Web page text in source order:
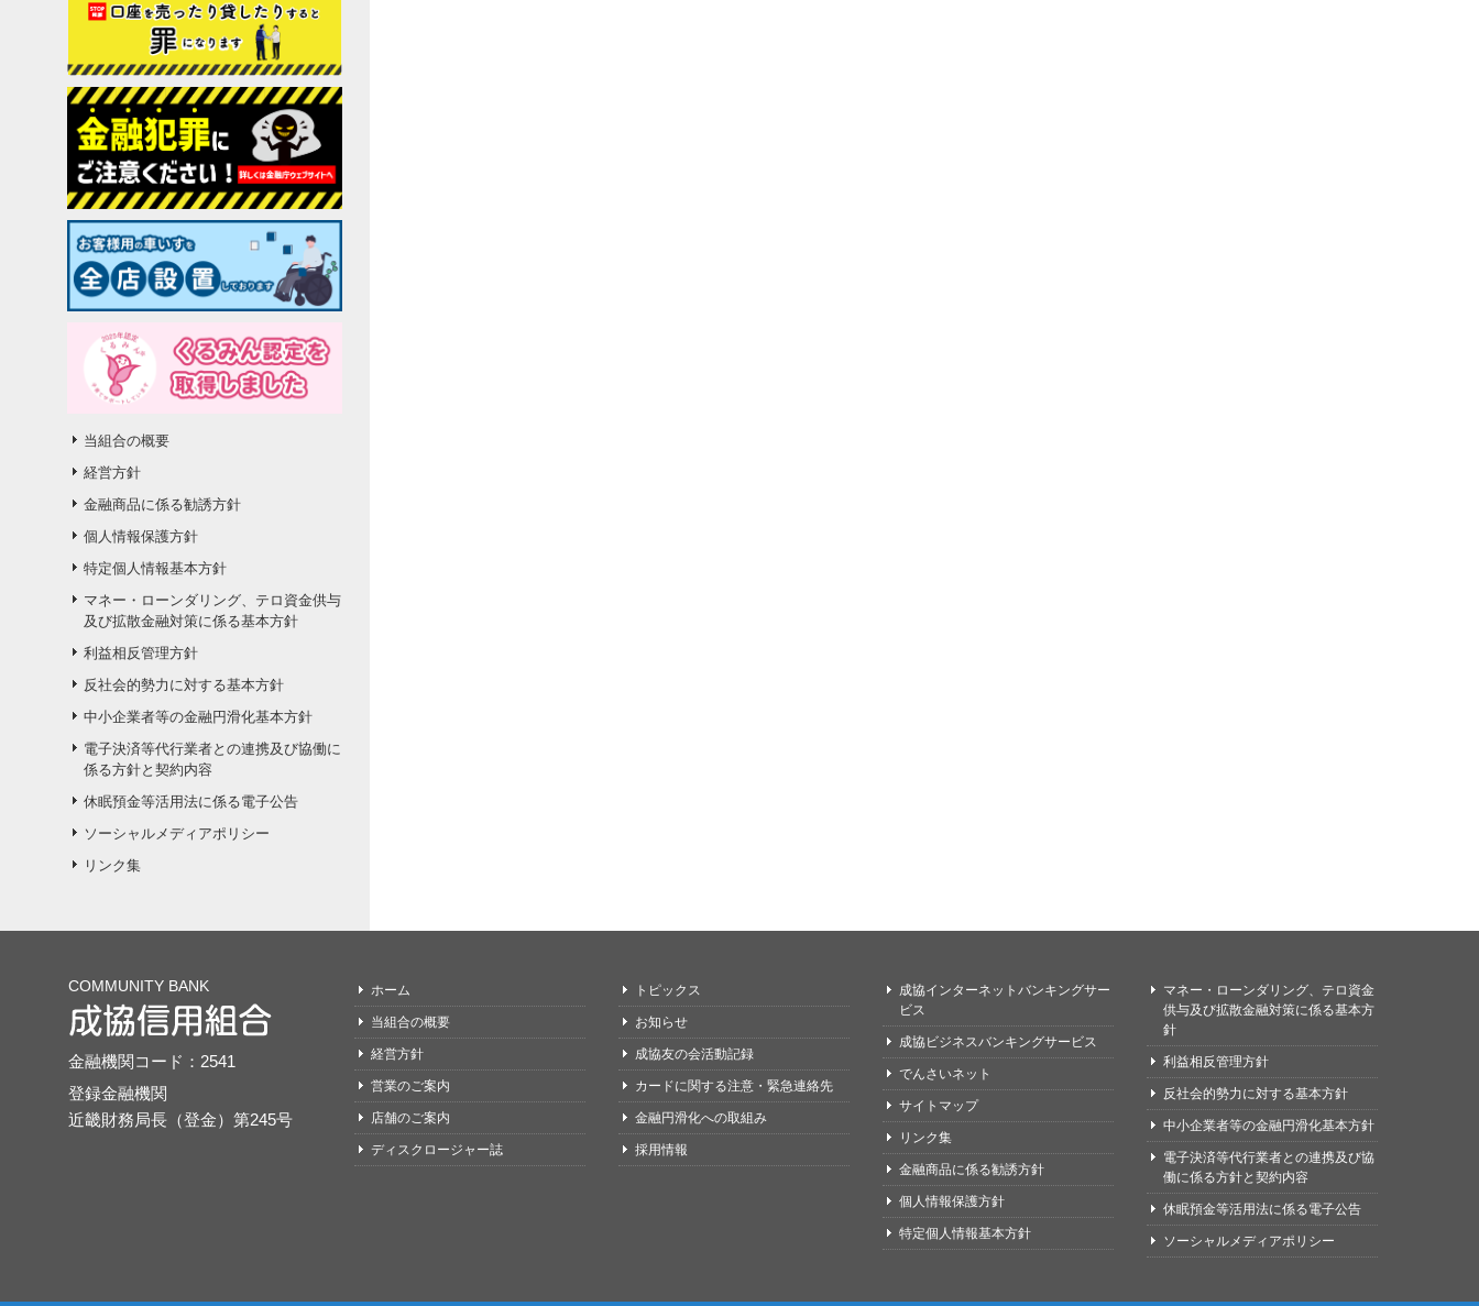
当組合の概要
経営方針
金融商品に係る勧誘方針
個人情報保護方針
特定個人情報基本方針
マネー・ローンダリング、テロ資金供与
及び拡散金融対策に係る基本方針
利益相反管理方針
反社会的勢力に対する基本方針
中小企業者等の金融円滑化基本方針
電子決済等代行業者との連携及び協働に
係る方針と契約内容
休眠預金等活用法に係る電子公告
ソーシャルメディアポリシー
リンク集
COMMUNITY BANK
金融機関コード：2541
登録金融機関
近畿財務局長（登金）第245号
ホーム
当組合の概要
経営方針
営業のご案内
店舗のご案内
ディスクロージャー誌
トピックス
お知らせ
成協友の会活動記録
カードに関する注意・緊急連絡先
金融円滑化への取組み
採用情報
成協インターネットバンキングサー
ビス
成協ビジネスバンキングサービス
でんさいネット
サイトマップ
リンク集
金融商品に係る勧誘方針
個人情報保護方針
特定個人情報基本方針
マネー・ローンダリング、テロ資金
供与及び拡散金融対策に係る基本方
針
利益相反管理方針
反社会的勢力に対する基本方針
中小企業者等の金融円滑化基本方針
電子決済等代行業者との連携及び協
働に係る方針と契約内容
休眠預金等活用法に係る電子公告
ソーシャルメディアポリシー